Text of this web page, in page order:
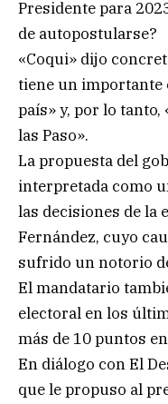
Presidente para
de autopostularse?
«Coqui» dijo
tiene un importante
país» y, por lo
las Paso».
La propuesta del
interpretada como
las decisiones de la
Fernández, cuyo
sufrido un notorio
El mandatario
electoral en los
más de 10 puntos
En diálogo con El
que le propuso al